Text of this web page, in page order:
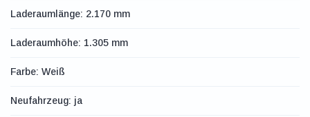
Laderaumlänge: 2.170 mm
Laderaumhöhe: 1.305 mm
Farbe: Weiß
Neufahrzeug: ja